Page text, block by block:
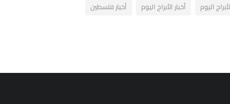
اليوم
أخبار الأبراج اليوم أخبار فلسطين